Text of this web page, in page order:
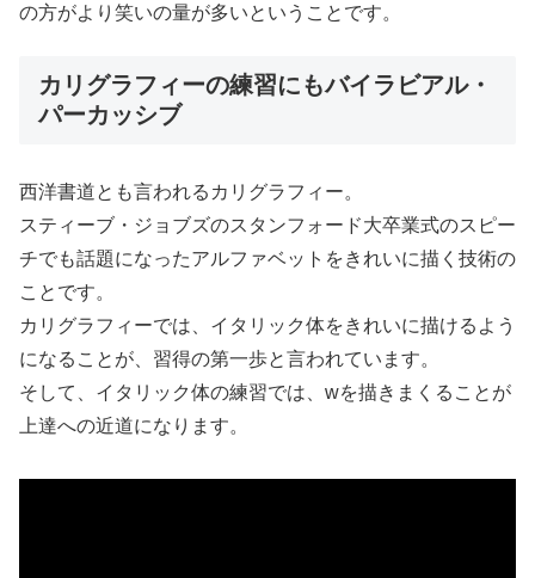
の方がより笑いの量が多いということです。
カリグラフィーの練習にもバイラビアル・
パーカッシブ
西洋書道とも言われるカリグラフィー。
スティーブ・ジョブズのスタンフォード大卒業式のスピー
チでも話題になったアルファベットをきれいに描く技術の
ことです。
カリグラフィーでは、イタリック体をきれいに描けるよう
になることが、習得の第一歩と言われています。
そして、イタリック体の練習では、wを描きまくることが
上達への近道になります。